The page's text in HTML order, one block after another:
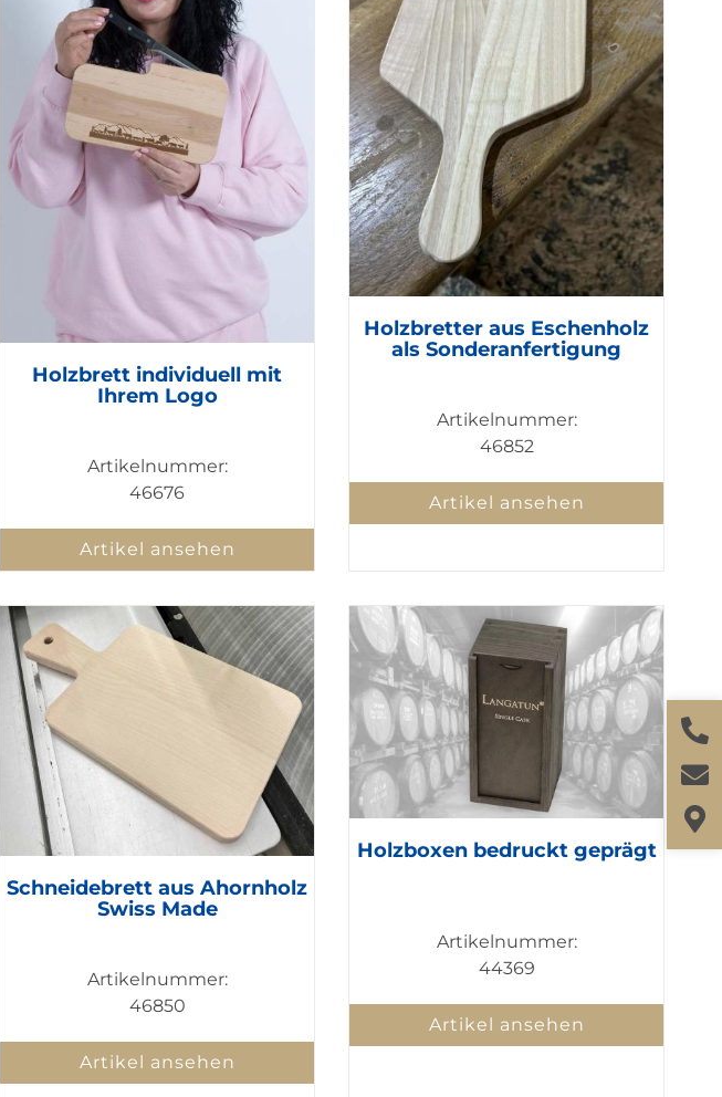
Holzbrett individuell mit
Ihrem Logo
Artikelnummer:
46676
Artikel ansehen
Holzbretter aus Eschenholz
als Sonderanfertigung
Artikelnummer:
46852
Artikel ansehen
Schneidebrett aus Ahornholz
Swiss Made
Artikelnummer:
46850
Artikel ansehen
Holzboxen bedruckt geprägt
Artikelnummer:
44369
Artikel ansehen